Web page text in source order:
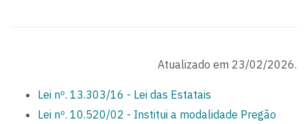
Atualizado em 23/02/2026.
Lei nº. 13.303/16 - Lei das Estatais
Lei nº. 10.520/02 - Institui a modalidade Pregão